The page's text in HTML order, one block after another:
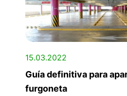
15.03.2022
Guía definitiva para
furgoneta